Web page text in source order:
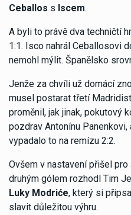
Ceballos s Iscem.
A byli to právě dva techničtí
1:1. Isco nahrál Ceballosovi
nemohl mýlit. Španělsko
Jenže za chvíli už domácí
musel postarat třetí
proměnil, jak jinak, pokutový
pozdrav Antonínu
vypadalo to na remízu 2:2.
Ovšem v nastavení přišel
druhým gólem rozhodl Tim
Luky Modriće, který si
slavit důležitou výhru.